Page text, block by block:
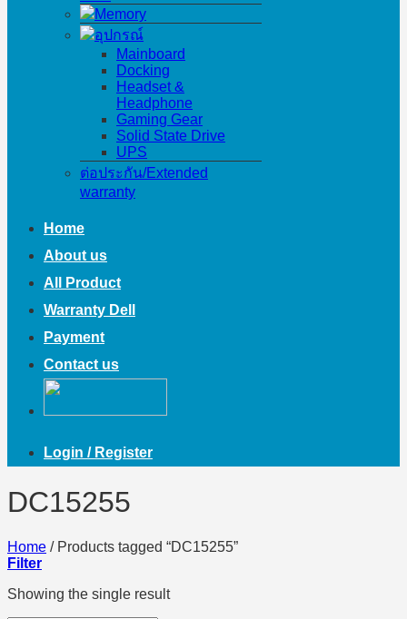
Memory
อุปกรณ์
Mainboard
Docking
Headset &
Headphone
Gaming Gear
Solid State Drive
UPS
ต่อประกัน/Extended
warranty
Home
About us
All Product
Warranty Dell
Payment
Contact us
Login / Register
DC15255
Home /Products tagged “DC15255”
Filter
Showing the single result